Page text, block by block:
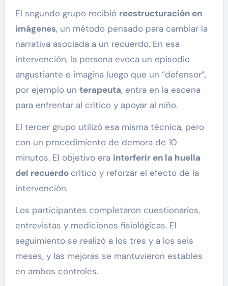
El segundo grupo recibió reestructuración en
imágenes, un método pensado para cambiar la
narrativa asociada a un recuerdo. En esa
intervención, la persona evoca un episodio
angustiante e imagina luego que un “defensor”,
por ejemplo un terapeuta, entra en la escena
para enfrentar al crítico y apoyar al niño.
El tercer grupo utilizó esa misma técnica, pero
con un procedimiento de demora de 10
minutos. El objetivo era interferir en la huella
del recuerdo crítico y reforzar el efecto de la
intervención.
Los participantes completaron cuestionarios,
entrevistas y mediciones fisiológicas. El
seguimiento se realizó a los tres y a los seis
meses, y las mejoras se mantuvieron estables
en ambos controles.